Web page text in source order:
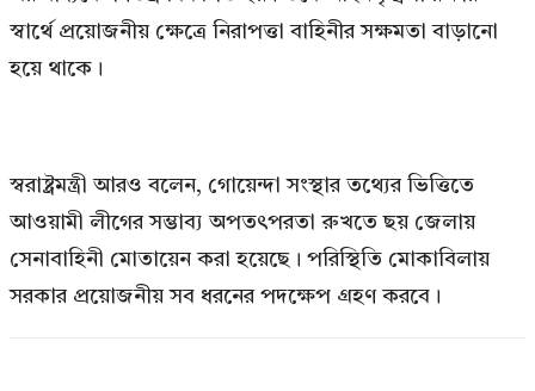
স্বার্থে প্রয়োজনীয় ক্ষেত্রে নিরাপত্তা বাহিনীর সক্ষমতা বাড়ানো
হয়ে থাকে।
স্বরাষ্ট্রমন্ত্রী আরও বলেন, গোয়েন্দা সংস্থার তথ্যের ভিত্তিতে
আওয়ামী লীগের সম্ভাব্য অপতৎপরতা রুখতে ছয় জেলায়
সেনাবাহিনী মোতায়েন করা হয়েছে। পরিস্থিতি মোকাবিলায়
সরকার প্রয়োজনীয় সব ধরনের পদক্ষেপ গ্রহণ করবে।